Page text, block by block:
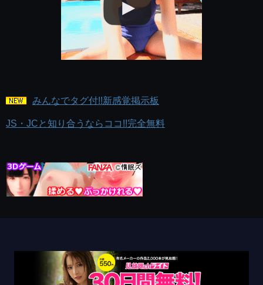
みんなでタグ付!!新感覚掲示板
JS・JCと知り合うならココ!!完全無料